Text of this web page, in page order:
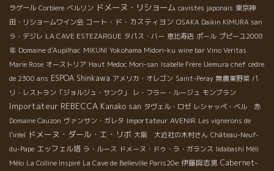
ラゲール Corbiere ベルリン ドメーヌ・リショーム cavistes japonais 東京神
田・リショームワイン会 コート・ド・カスティヨン OSAKA Daikin KIMURA san
ラ・デジレ LA CAVE ESTEZARGUE タパス・バー 恵比寿店 ポール プピーユ2008
年 Domaine d'Aupilhac MIKUNI Yokohama Midori-ku wine bar Vino Veritas
Marie Rose オーストリア Haut Medoc Mori-san Isabelle Frère Uemura chef cèdre
de 2300 ans ESPOA Shinkawa アメリカ・オレゴン Saint-Peray 無農薬野菜 パ
リ・レストラン「ジョルジュ・サンク」
レ・フラー・ルージュ モンブラン
Importateur REBECCA Kanako san タヴェル・ロゼ レシャッペ・ベル 赤
Domaine Cauzon ヴァンサン・ガレタ Importateur AVENIR Les vignerons de
l'iréel ドメーヌ・ダール・エ・リボ 大阪 大近社の木村さん Château-Neuf-
du-Pape エッフェル塔 ラ・ルース ドメーヌ・ドゥ・ラ・ガランス Iidabashi Méli
Mélo La Colline Inspiré La Cave de Belleville Paris20e 伊藤與志男 Cabernet-